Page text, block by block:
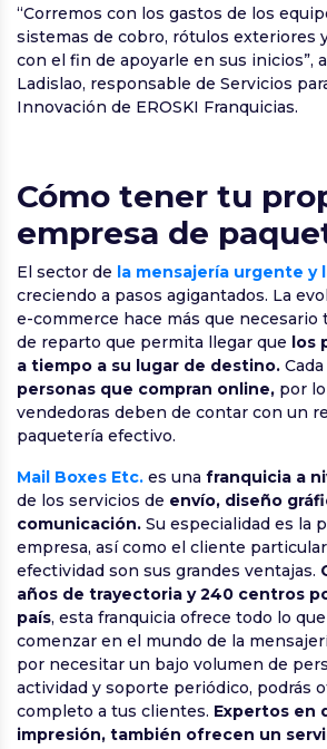
“Corremos con los gastos de los
sistemas de cobro, rótulos exteriores
con el fin de apoyarle en sus inicios”,
Ladislao, responsable de Servicios
Innovación de EROSKI Franquicias.
Cómo tener tu
empresa de
El sector de la mensajería urgente y
creciendo a pasos agigantados. La
e-commerce hace más que necesario
de reparto que permita llegar que los
a tiempo a su lugar de destino.
personas que compran online, por
vendedoras deben de contar con un
paquetería efectivo.
Mail Boxes Etc. es una franquicia a
de los servicios de envío, diseño
comunicación. Su especialidad es la
empresa, así como el cliente
efectividad son sus grandes ventajas.
años de trayectoria y 240 centros
país, esta franquicia ofrece todo lo
comenzar en el mundo de la
por necesitar un bajo volumen de
actividad y soporte periódico, podrás
completo a tus clientes. Expertos en
impresión, también ofrecen un